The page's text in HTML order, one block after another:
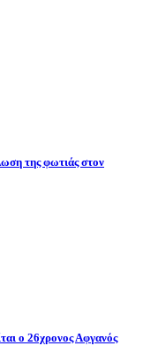
της φωτιάς στον
ο 26χρονος Αφγανός